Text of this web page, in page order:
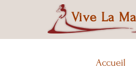
Vive La
Accueil